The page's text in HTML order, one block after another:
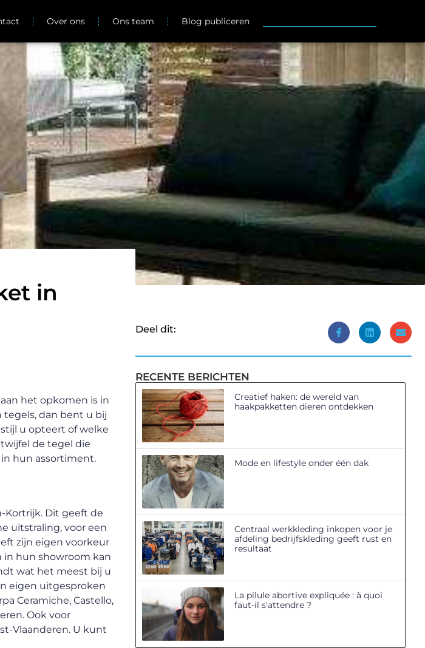
Over ons Ons team Blog publiceren
in
het opkomen is in
tegels, dan bent u bij
u opteert of welke
de tegel die
hun assortiment.
Kortrijk. Dit geeft de
uitstraling, voor een
zijn eigen voorkeur
in hun showroom kan
wat het meest bij u
eigen uitgesproken
Ceramiche, Castello,
Ook voor
Vlaanderen. U kunt
Deel dit:
RECENTE BERICHTEN
Creatief haken: de wereld van
haakpakketten dieren ontdekken
Mode en lifestyle onder één dak
Centraal werkkleding inkopen voor je
afdeling bedrijfskleding geeft rust en
resultaat
La pilule abortive expliquée : à quoi
faut-il s'attendre ?